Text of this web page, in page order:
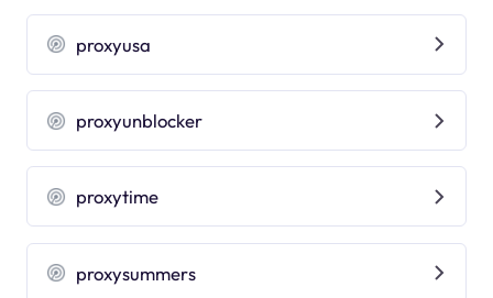
proxyusa
proxyunblocker
proxytime
proxysummers